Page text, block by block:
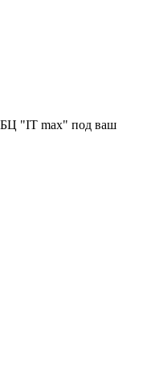
"IT max" под ваш